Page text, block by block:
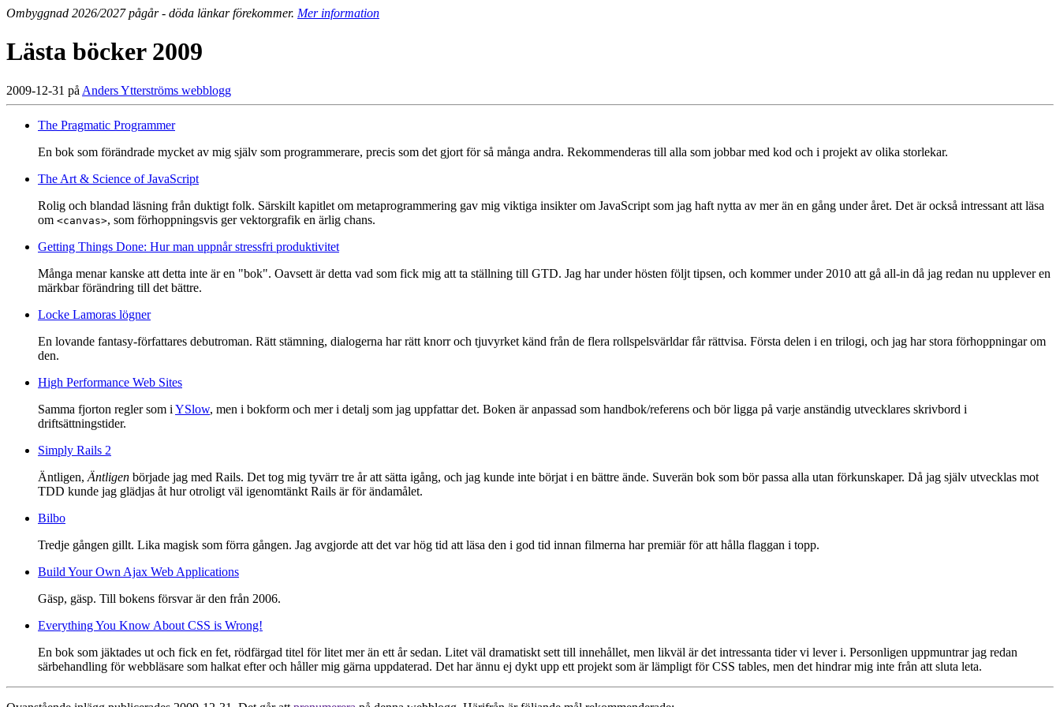
Ombyggnad 2026/2027 pågår - döda länkar förekommer. Mer information
Lästa böcker 2009
2009-12-31 på Anders Ytterströms webblogg
The Pragmatic Programmer
En bok som förändrade mycket av mig själv som programmerare, precis som det gjort för så många andra. Rekommenderas till alla som jobbar med kod och i projekt av olika storlekar.
The Art & Science of JavaScript
Rolig och blandad läsning från duktigt folk. Särskilt kapitlet om metaprogrammering gav mig viktiga insikter om JavaScript som jag haft nytta av mer än en gång under året. Det är också intressant att läsa
om <canvas>, som förhoppningsvis ger vektorgrafik en ärlig chans.
Getting Things Done: Hur man uppnår stressfri produktivitet
Många menar kanske att detta inte är en "bok". Oavsett är detta vad som fick mig att ta ställning till GTD. Jag har under hösten följt tipsen, och kommer under 2010 att gå all-in då jag redan nu upplever en
märkbar förändring till det bättre.
Locke Lamoras lögner
En lovande fantasy-författares debutroman. Rätt stämning, dialogerna har rätt knorr och tjuvyrket känd från de flera rollspelsvärldar får rättvisa. Första delen i en trilogi, och jag har stora förhoppningar om
den.
High Performance Web Sites
Samma fjorton regler som i YSlow, men i bokform och mer i detalj som jag uppfattar det. Boken är anpassad som handbok/referens och bör ligga på varje anständig utvecklares skrivbord i
driftsättningstider.
Simply Rails 2
Äntligen, Äntligen började jag med Rails. Det tog mig tyvärr tre år att sätta igång, och jag kunde inte börjat i en bättre ände. Suverän bok som bör passa alla utan förkunskaper. Då jag själv utvecklas mot
TDD kunde jag glädjas åt hur otroligt väl igenomtänkt Rails är för ändamålet.
Bilbo
Tredje gången gillt. Lika magisk som förra gången. Jag avgjorde att det var hög tid att läsa den i god tid innan filmerna har premiär för att hålla flaggan i topp.
Build Your Own Ajax Web Applications
Gäsp, gäsp. Till bokens försvar är den från 2006.
Everything You Know About CSS is Wrong!
En bok som jäktades ut och fick en fet, rödfärgad titel för litet mer än ett år sedan. Litet väl dramatiskt sett till innehållet, men likväl är det intressanta tider vi lever i. Personligen uppmuntrar jag redan
särbehandling för webbläsare som halkat efter och håller mig gärna uppdaterad. Det har ännu ej dykt upp ett projekt som är lämpligt för CSS tables, men det hindrar mig inte från att sluta leta.